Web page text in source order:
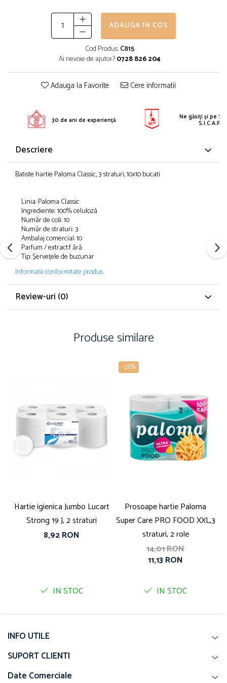
Solutie pentru desfundat tevi
Solutii curatare bucatarie
Solutii curatat baie
Solutii curatat covoare
Solutii curtare universala
Solutii intretiner mobila
ADAUGA IN COS
Cod Produs:C815
Ai nevoie de ajutor?0728 826 204
Adauga la Favorite Cere informatii
30 de ani de experiență Ne găsiți și pe
S.I.C.A.P.
Descriere
Batiste hartie Paloma Classic, 3 straturi, 10x10 bucati
Linia: Paloma Classic
Ingrediente: 100% celuloză
Număr de coli: 10
Număr de straturi: 3
Ambalaj comercial: 10
Parfum / extract:f ără
Tip: Șervețele de buzunar
Informatii conformitate produs
Review-uri (0)
Produse similare
Hartie igienica Jumbo Lucart
Strong 19 J, 2 straturi
8,92 RON
IN STOC
-21%
Prosoape hartie Paloma
Super Care PRO FOOD XXL,3
straturi, 2 role
14,01 RON
11,13 RON
IN STOC
INFO UTILE
SUPORT CLIENTI
Date Comerciale